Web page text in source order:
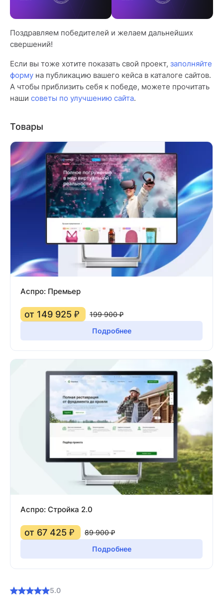
Поздравляем победителей и желаем дальнейших
свершений!
Если вы тоже хотите показать свой проект, заполняйте
форму на публикацию вашего кейса в каталоге сайтов.
А чтобы приблизить себя к победе, можете прочитать
наши советы по улучшению сайта.
Товары
Аспро: Премьер
от 149 925 ₽
199 900 ₽
Подробнее
Аспро: Стройка 2.0
от 67 425 ₽
89 900 ₽
Подробнее
5.0